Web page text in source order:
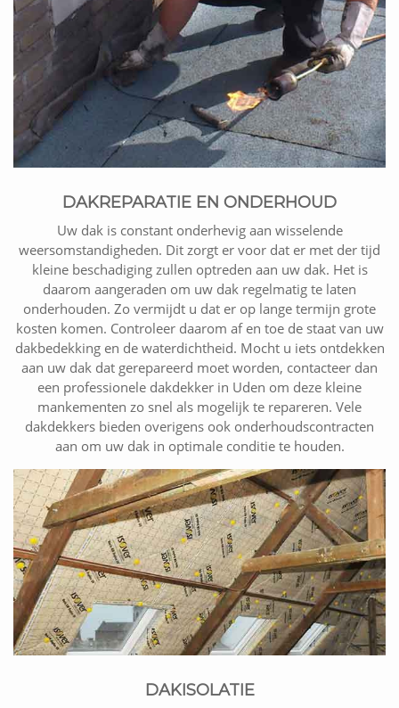
DAKREPARATIE EN ONDERHOUD
Uw dak is constant onderhevig aan wisselende
weersomstandigheden. Dit zorgt er voor dat er met der tijd
kleine beschadiging zullen optreden aan uw dak. Het is
daarom aangeraden om uw dak regelmatig te laten
onderhouden. Zo vermijdt u dat er op lange termijn grote
kosten komen. Controleer daarom af en toe de staat van uw
dakbedekking en de waterdichtheid. Mocht u iets ontdekken
aan uw dak dat gerepareerd moet worden, contacteer dan
een professionele dakdekker in Uden om deze kleine
mankementen zo snel als mogelijk te repareren. Vele
dakdekkers bieden overigens ook onderhoudscontracten
aan om uw dak in optimale conditie te houden.
DAKISOLATIE